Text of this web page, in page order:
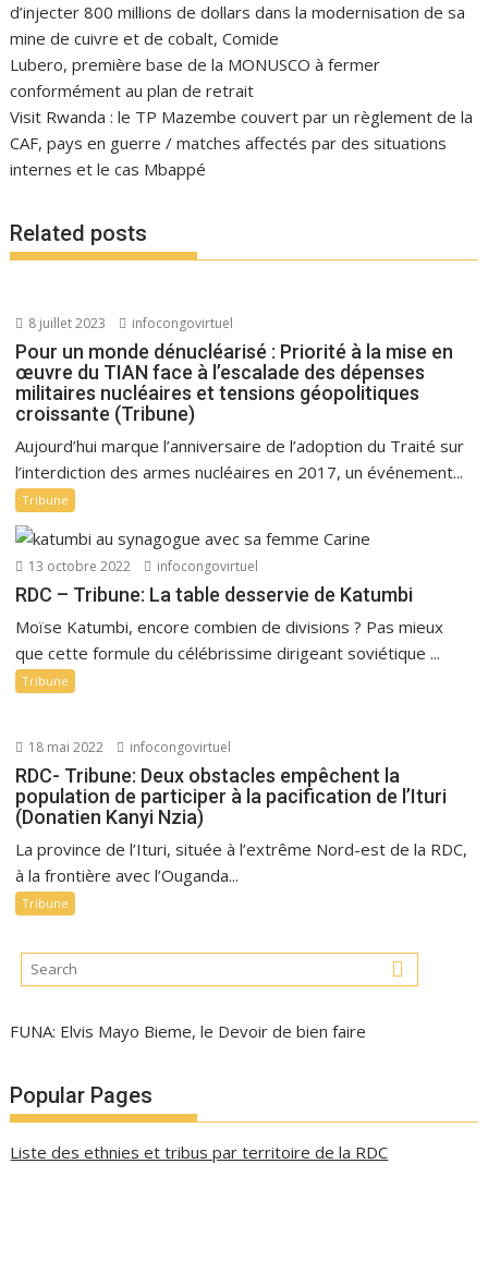
d’injecter 800 millions de dollars dans la modernisation de sa
mine de cuivre et de cobalt, Comide
Lubero, première base de la MONUSCO à fermer
conformément au plan de retrait
Visit Rwanda : le TP Mazembe couvert par un règlement de la
CAF, pays en guerre / matches affectés par des situations
internes et le cas Mbappé
Related posts
8 juillet 2023 infocongovirtuel
Pour un monde dénucléarisé : Priorité à la mise en
œuvre du TIAN face à l’escalade des dépenses
militaires nucléaires et tensions géopolitiques
croissante (Tribune)
Aujourd’hui marque l’anniversaire de l’adoption du Traité sur
l’interdiction des armes nucléaires en 2017, un événement...
Tribune
13 octobre 2022 infocongovirtuel
RDC – Tribune: La table desservie de Katumbi
Moïse Katumbi, encore combien de divisions ? Pas mieux
que cette formule du célébrissime dirigeant soviétique ...
Tribune
18 mai 2022 infocongovirtuel
RDC- Tribune: Deux obstacles empêchent la
population de participer à la pacification de l’Ituri
(Donatien Kanyi Nzia)
La province de l’Ituri, située à l’extrême Nord-est de la RDC,
à la frontière avec l’Ouganda...
Tribune
FUNA: Elvis Mayo Bieme, le Devoir de bien faire
Popular Pages
Liste des ethnies et tribus par territoire de la RDC